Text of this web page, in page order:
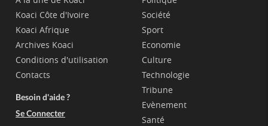
Koaci Côte d'Ivoire
Koaci Afrique
Archives Koaci
Conditions d'utilisation
Contacts
Besoin d'aide ?
Se Connecter
Société
Sport
Economie
Culture
Technologie
Tribune
Evènement
Santé